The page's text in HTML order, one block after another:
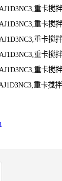
重卡搅
重卡搅
重卡搅
重卡搅
重卡搅
重卡搅